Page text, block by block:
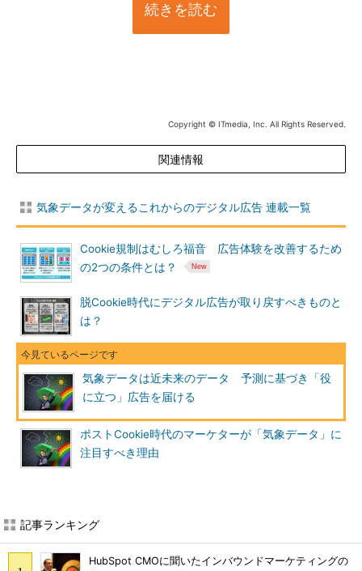
続きを読む
Copyright © ITmedia, Inc. All Rights Reserved.
関連情報
気象データが変えるこれからのデジタル広告 連載一覧
Cookie規制はむしろ福音 広告体験を改善するため
の2つの条件とは？
脱Cookie時代にデジタル広告が取り戻すべきものと
は？
気象データは近未来のデータ 予測に基づき「役
に立つ」広告を届ける
ポストCookie時代のマーケターが「気象データ」に
注目すべき理由
記事ランキング
HubSpot CMOに聞いたインバウンドマーケティングの